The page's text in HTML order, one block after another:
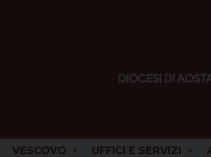
VESCOVO UFFICI E SERVIZI